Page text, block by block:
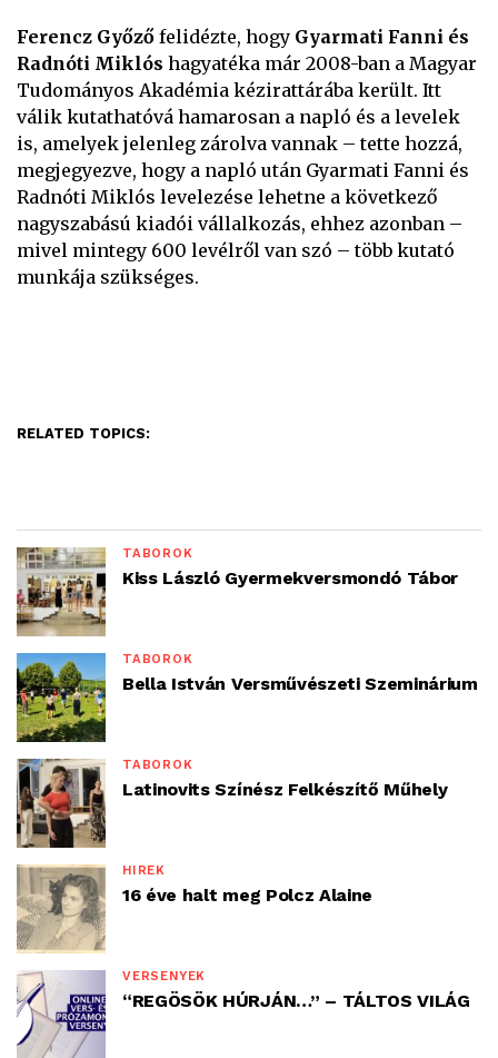
Ferencz Győző felidézte, hogy Gyarmati Fanni és
Radnóti Miklós hagyatéka már 2008-ban a Magyar
Tudományos Akadémia kézirattárába került. Itt
válik kutathatóvá hamarosan a napló és a levelek
is, amelyek jelenleg zárolva vannak – tette hozzá,
megjegyezve, hogy a napló után Gyarmati Fanni és
Radnóti Miklós levelezése lehetne a következő
nagyszabású kiadói vállalkozás, ehhez azonban –
mivel mintegy 600 levélről van szó – több kutató
munkája szükséges.
RELATED TOPICS:
TÁBOROK
Kiss László Gyermekversmondó Tábor
TÁBOROK
Bella István Versművészeti Szeminárium
TÁBOROK
Latinovits Színész Felkészítő Műhely
HÍREK
16 éve halt meg Polcz Alaine
VERSENYEK
“REGÖSÖK HÚRJÁN…” – TÁLTOS VILÁG